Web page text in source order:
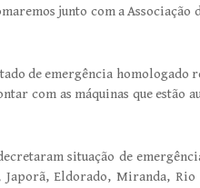
junto com a
de emergência homologado
com as máquinas que
situação de
Eldorado, Miranda, Rio